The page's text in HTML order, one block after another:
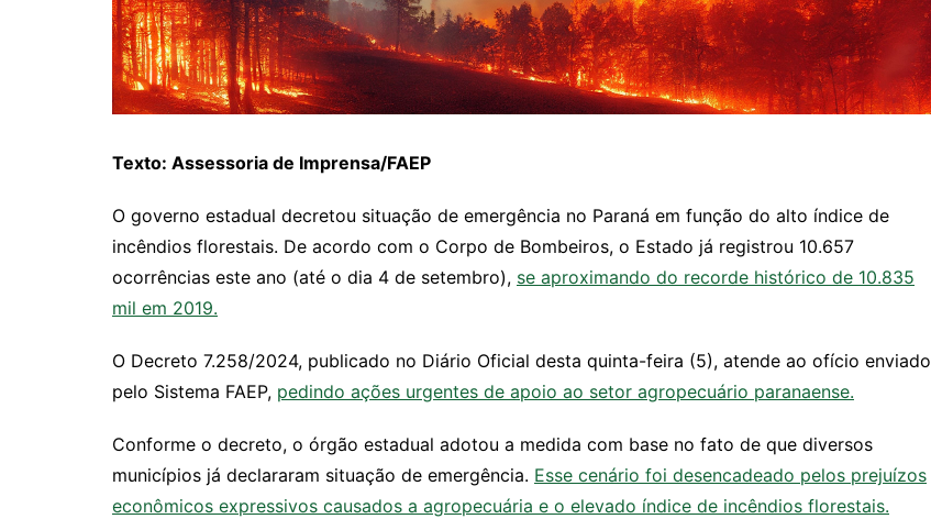
Texto: Assessoria de Imprensa/FAEP
O governo estadual decretou situação de emergência no Paraná em função do alto índice de
incêndios florestais. De acordo com o Corpo de Bombeiros, o Estado já registrou 10.657
ocorrências este ano (até o dia 4 de setembro), se aproximando do recorde histórico de 10.835
mil em 2019.
O Decreto 7.258/2024, publicado no Diário Oficial desta quinta-feira (5), atende ao ofício enviado
pelo Sistema FAEP, pedindo ações urgentes de apoio ao setor agropecuário paranaense.
Conforme o decreto, o órgão estadual adotou a medida com base no fato de que diversos
municípios já declararam situação de emergência. Esse cenário foi desencadeado pelos prejuízos
econômicos expressivos causados a agropecuária e o elevado índice de incêndios florestais.